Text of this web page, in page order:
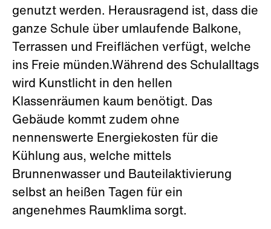
genutzt werden. Herausragend ist, dass die
ganze Schule über umlaufende Balkone,
Terrassen und Freiflächen verfügt, welche
ins Freie münden.Während des Schulalltags
wird Kunstlicht in den hellen
Klassenräumen kaum benötigt. Das
Gebäude kommt zudem ohne
nennenswerte Energiekosten für die
Kühlung aus, welche mittels
Brunnenwasser und Bauteilaktivierung
selbst an heißen Tagen für ein
angenehmes Raumklima sorgt.